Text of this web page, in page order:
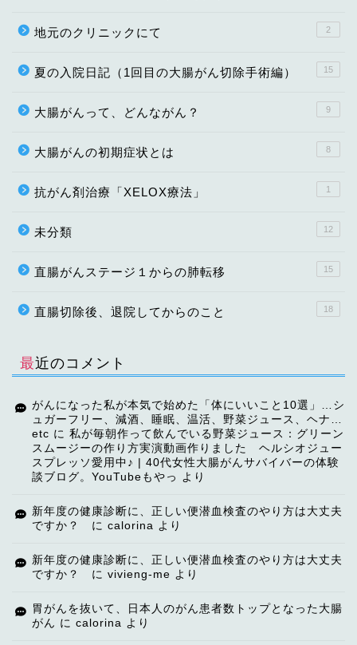
地元のクリニックにて 2
夏の入院日記（1回目の大腸がん切除手術編） 15
大腸がんって、どんながん？ 9
大腸がんの初期症状とは 8
抗がん剤治療「XELOX療法」 1
未分類 12
直腸がんステージ１からの肺転移 15
直腸切除後、退院してからのこと 18
最近のコメント
がんになった私が本気で始めた「体にいいこと10選」…シ
ュガーフリー、減酒、睡眠、温活、野菜ジュース、ヘナ…
etc に 私が毎朝作って飲んでいる野菜ジュース：グリーン
スムージーの作り方実演動画作りました ヘルシオジュー
スプレッソ愛用中♪ | 40代女性大腸がんサバイバーの体験
談ブログ。YouTubeもやっ
より
新年度の健康診断に、正しい便潜血検査のやり方は大丈夫
ですか？
に calorina より
新年度の健康診断に、正しい便潜血検査のやり方は大丈夫
ですか？
に vivieng-me より
胃がんを抜いて、日本人のがん患者数トップとなった大腸
がん に calorina より
TOP